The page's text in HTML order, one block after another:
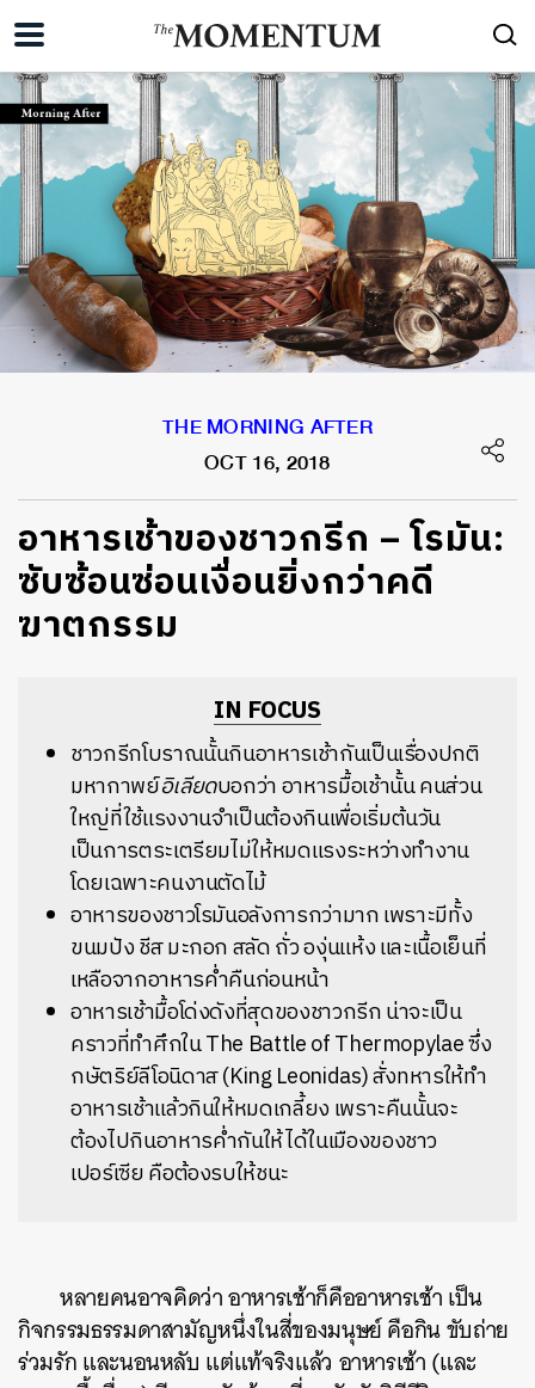
THE MORNING AFTER
OCT 16, 2018
อาหารเช้าของชาวกรีก – โรมัน:
ซับซ้อนซ่อนเงื่อนยิ่งกว่าคดี
ฆาตกรรม
IN FOCUS
ชาวกรีกโบราณนั้นกินอาหารเช้ากันเป็นเรื่องปกติ
มหากาพย์อิเลียดบอกว่า อาหารมื้อเช้านั้น คนส่วน
ใหญ่ที่ใช้แรงงานจำเป็นต้องกินเพื่อเริ่มต้นวัน
เป็นการตระเตรียมไม่ให้หมดแรงระหว่างทำงาน
โดยเฉพาะคนงานตัดไม้
อาหารของชาวโรมันอลังการกว่ามาก เพราะมีทั้ง
ขนมปัง ชีส มะกอก สลัด ถั่ว องุ่นแห้ง และเนื้อเย็นที่
เหลือจากอาหารค่ำคืนก่อนหน้า
อาหารเช้ามื้อโด่งดังที่สุดของชาวกรีก น่าจะเป็น
คราวที่ทำศึกใน The Battle of Thermopylae ซึ่ง
กษัตริย์ลีโอนิดาส (King Leonidas) สั่งทหารให้ทำ
อาหารเช้าแล้วกินให้หมดเกลี้ยง เพราะคืนนั้นจะ
ต้องไปกินอาหารค่ำกันให้ได้ในเมืองของชาว
เปอร์เซีย คือต้องรบให้ชนะ
หลายคนอาจคิดว่า อาหารเช้าก็คืออาหารเช้า เป็น
กิจกรรมธรรมดาสามัญหนึ่งในสี่ของมนุษย์ คือกิน ขับถ่าย
ร่วมรัก และนอนหลับ แต่แท้จริงแล้ว อาหารเช้า (และ